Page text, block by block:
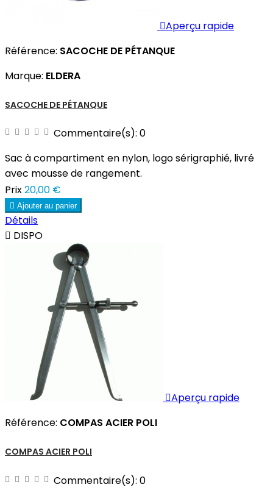
Aperçu rapide
Référence: SACOCHE DE PÉTANQUE
Marque: ELDERA
SACOCHE DE PÉTANQUE
Commentaire(s): 0
Sac à compartiment en nylon, logo sérigraphié, livré
avec mousse de rangement.
Prix20,00 €
 Ajouter au panier
Détails
 DISPO
Aperçu rapide
Référence: COMPAS ACIER POLI
COMPAS ACIER POLI
Commentaire(s): 0